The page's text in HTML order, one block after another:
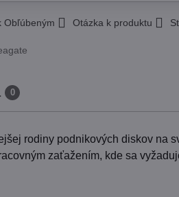
Obľúbeným Otázka k produktu
0
rodiny podnikových diskov na
zaťažením, kde sa